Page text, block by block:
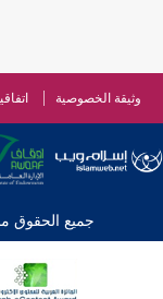
وثيقة الخصوصية
جميع الحقوق محفوظة © 2026 -